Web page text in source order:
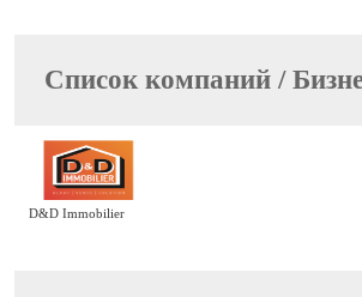
Cписок компаний /
D&D Immobilier